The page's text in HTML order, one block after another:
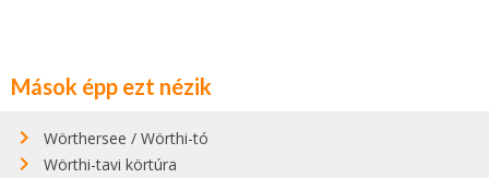
Mások épp ezt nézik
Wörthersee / Wörthi-tó
Wörthi-tavi körtúra